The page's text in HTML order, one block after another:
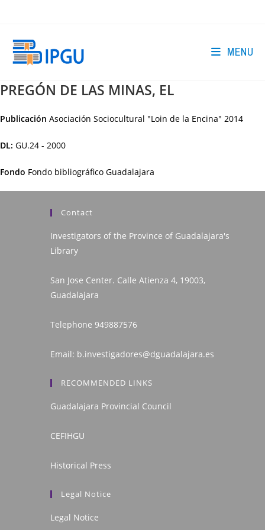
MENU
PREGÓN DE LAS MINAS, EL
Publicación Asociación Sociocultural "Loin de la Encina" 2014
DL: GU.24 - 2000
Fondo Fondo bibliográfico Guadalajara
Contact
Investigators of the Province of Guadalajara's
Library
San Jose Center. Calle Atienza 4, 19003,
Guadalajara
Telephone 949887576
Email: b.investigadores@dguadalajara.es
RECOMMENDED LINKS
Guadalajara Provincial Council
CEFIHGU
Historical Press
Legal Notice
Legal Notice